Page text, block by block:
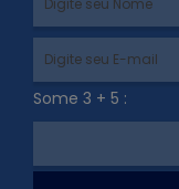
Some 3 + 5 :